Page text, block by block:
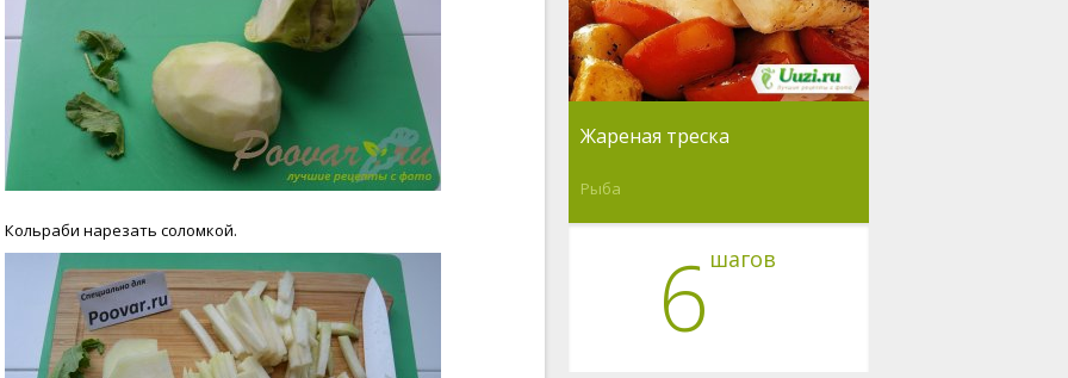
Кольраби нарезать соломкой.
Жареная треска
Рыба
6 шагов